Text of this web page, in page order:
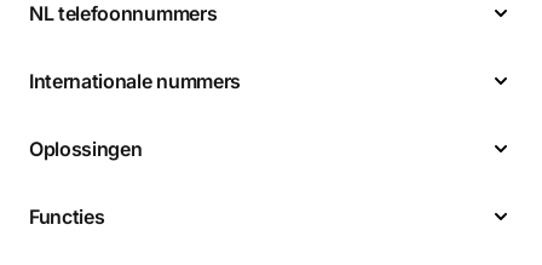
NL telefoonnummers
Internationale nummers
Oplossingen
Functies